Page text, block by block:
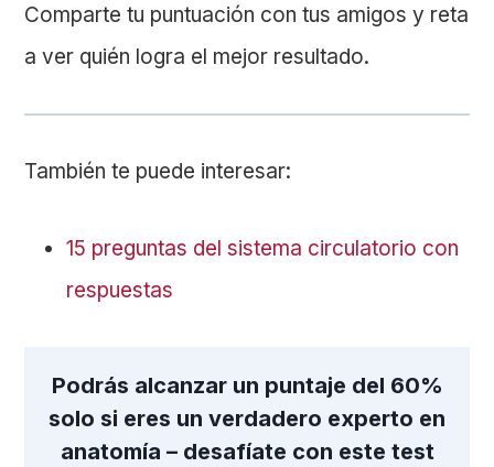
Comparte tu puntuación con tus amigos y reta
a ver quién logra el mejor resultado.
También te puede interesar:
15 preguntas del sistema circulatorio con
respuestas
Podrás alcanzar un puntaje del 60%
solo si eres un verdadero experto en
anatomía – desafíate con este test